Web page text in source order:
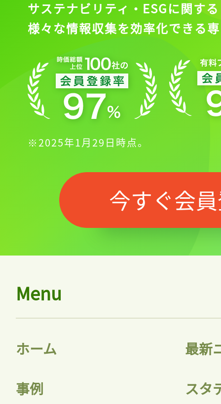
サステナビリティ・ESGに関する
様々な情報収集を効率化できる
※2025年1月29日時点。
今すぐ会
Menu
ホーム 最新
事例 スタ